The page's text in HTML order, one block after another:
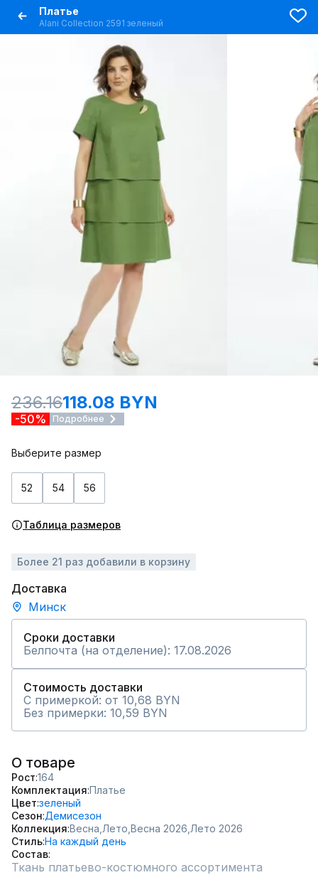
Платье
Alani Collection 2591 зеленый
236.16118.08 BYN
-50% Подробнее
Выберите размер
52 54 56
Таблица размеров
Более 21 раз добавили в корзину
Доставка
Минск
Сроки доставки
Белпочта (на отделение): 17.08.2026
Стоимость доставки
С примеркой: от 10,68 BYN
Без примерки: 10,59 BYN
О товаре
Рост 164
Комплектация Платье
Цвет зеленый
Сезон Демисезон
Коллекция Весна, Лето, Весна 2026, Лето 2026
СтильНа каждый день
Состав
Ткань платьево-костюмного ассортимента